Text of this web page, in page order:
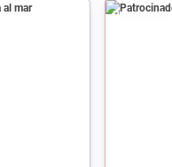
Patrocinado